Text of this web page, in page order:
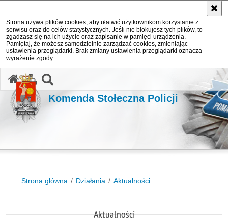
Strona używa plików cookies, aby ułatwić użytkownikom korzystanie z
serwisu oraz do celów statystycznych. Jeśli nie blokujesz tych plików, to
zgadzasz się na ich użycie oraz zapisanie w pamięci urządzenia.
Pamiętaj, że możesz samodzielnie zarządzać cookies, zmieniając
ustawienia przeglądarki. Brak zmiany ustawienia przeglądarki oznacza
wyrażenie zgody.
Komenda Stołeczna Policji
Strona główna Działania Aktualności
Aktualności